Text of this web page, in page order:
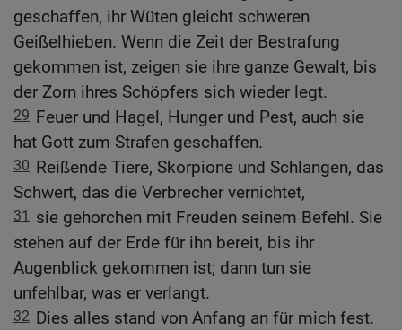
geschaffen, ihr Wüten gleicht schweren
Geißelhieben. Wenn die Zeit der Bestrafung
gekommen ist, zeigen sie ihre ganze Gewalt, bis
der Zorn ihres Schöpfers sich wieder legt.
29 Feuer und Hagel, Hunger und Pest, auch sie
hat Gott zum Strafen geschaffen.
30 Reißende Tiere, Skorpione und Schlangen, das
Schwert, das die Verbrecher vernichtet,
31
sie gehorchen mit Freuden seinem Befehl. Sie
stehen auf der Erde für ihn bereit, bis ihr
Augenblick gekommen ist; dann tun sie
unfehlbar, was er verlangt.
32 Dies alles stand von Anfang an für mich fest.